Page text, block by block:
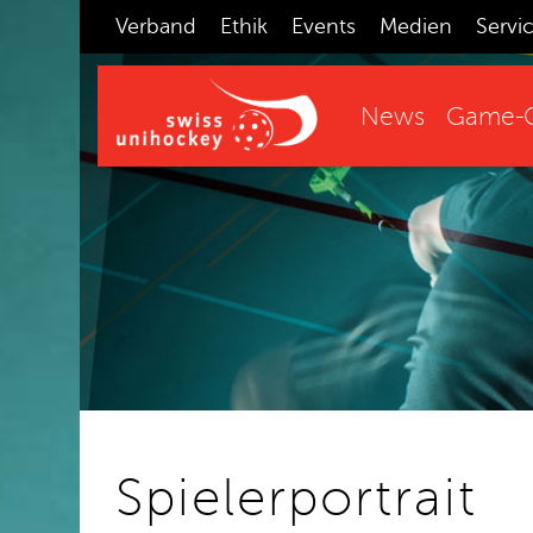
Verband Ethik Events Medien
News Game-
Spielerportrait